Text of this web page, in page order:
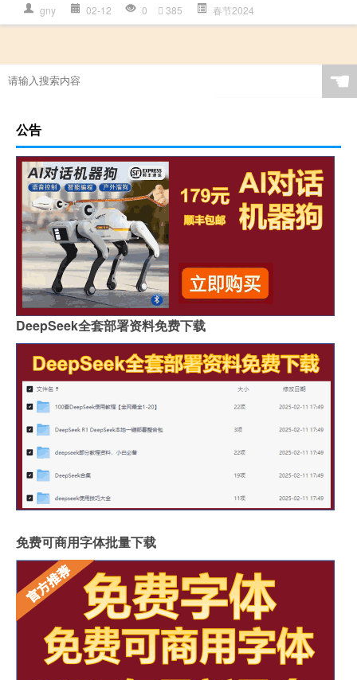
gny 02-12 0 385 春节2024
☚
公告
DeepSeek全套部署资料免费下载
免费可商用字体批量下载